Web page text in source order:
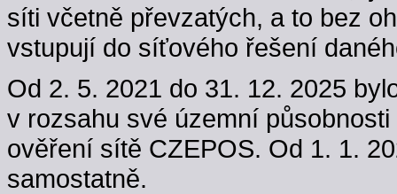
síti včetně převzatých, a to bez
vstupují do síťového řešení
Od 2. 5. 2021 do 31. 12. 2025
v rozsahu své územní
ověření sítě CZEPOS. Od 1. 1.
samostatně.